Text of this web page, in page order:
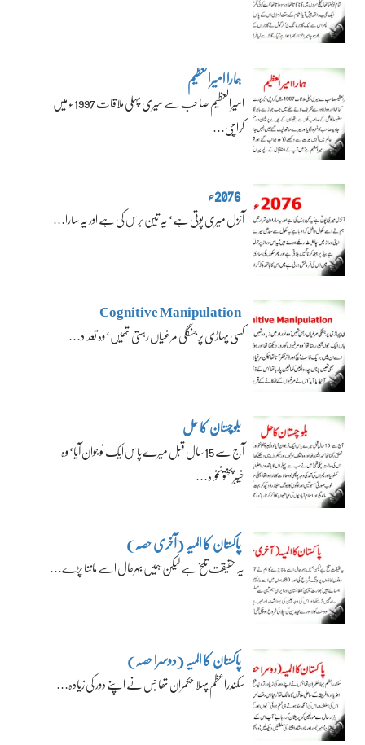
ہمارا امیرالعظیم
امیرالعظیم صاحب سے میری پہلی ملاقات 1997ء میں
کراچی…
2076ء
آئزل میری پوتی ہے‘ یہ تین برس کی ہے اور یہ سارا…
Cognitive Manipulation
کسی پہاڑی پر جنگلی مرغیاں رہتی تھیں‘ وہ تعداد…
بلوچستان کا حل
آج سے 15 سال قبل میرے پاس ایک نوجوان آیا‘ وہ
خیبرپختونخواہ…
پاکستان کا المیہ (آخری حصہ)
یہ حقیقت تلخ ہے لیکن ہمیں بہرحال اسے ماننا پڑے…
پاکستان کا المیہ (دوسرا حصہ)
سکندراعظم پہلا حکمران تھا جس نے اپنے دور کی زیادہ…